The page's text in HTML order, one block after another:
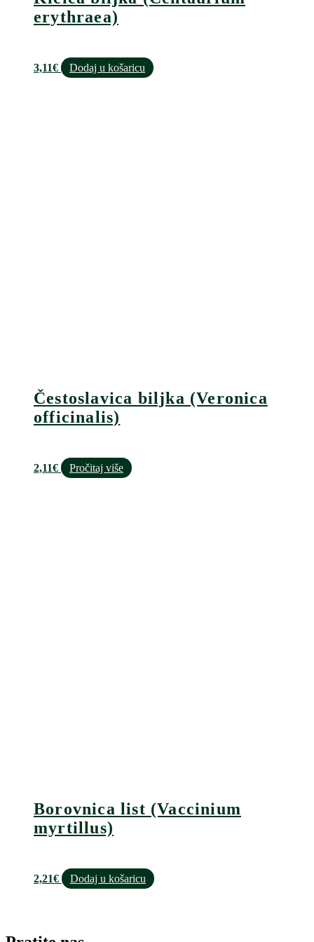
erythraea)
3,11€ Dodaj u košaricu
Čestoslavica biljka (Veronica
officinalis)
2,11€ Pročitaj više
Borovnica list (Vaccinium
myrtillus)
2,21€ Dodaj u košaricu